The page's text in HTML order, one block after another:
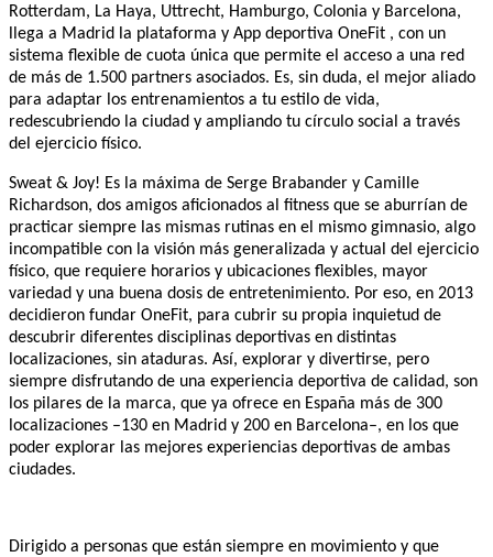
Rotterdam, La Haya, Uttrecht, Hamburgo, Colonia y Barcelona,
llega a Madrid la plataforma y App deportiva OneFit , con un
sistema flexible de cuota única que permite el acceso a una red
de más de 1.500 partners asociados. Es, sin duda, el mejor aliado
para adaptar los entrenamientos a tu estilo de vida,
redescubriendo la ciudad y ampliando tu círculo social a través
del ejercicio físico.
Sweat & Joy! Es la máxima de Serge Brabander y Camille
Richardson, dos amigos aficionados al fitness que se aburrían de
practicar siempre las mismas rutinas en el mismo gimnasio, algo
incompatible con la visión más generalizada y actual del ejercicio
físico, que requiere horarios y ubicaciones flexibles, mayor
variedad y una buena dosis de entretenimiento. Por eso, en 2013
decidieron fundar OneFit, para cubrir su propia inquietud de
descubrir diferentes disciplinas deportivas en distintas
localizaciones, sin ataduras. Así, explorar y divertirse, pero
siempre disfrutando de una experiencia deportiva de calidad, son
los pilares de la marca, que ya ofrece en España más de 300
localizaciones –130 en Madrid y 200 en Barcelona–, en los que
poder explorar las mejores experiencias deportivas de ambas
ciudades.
Dirigido a personas que están siempre en movimiento y que